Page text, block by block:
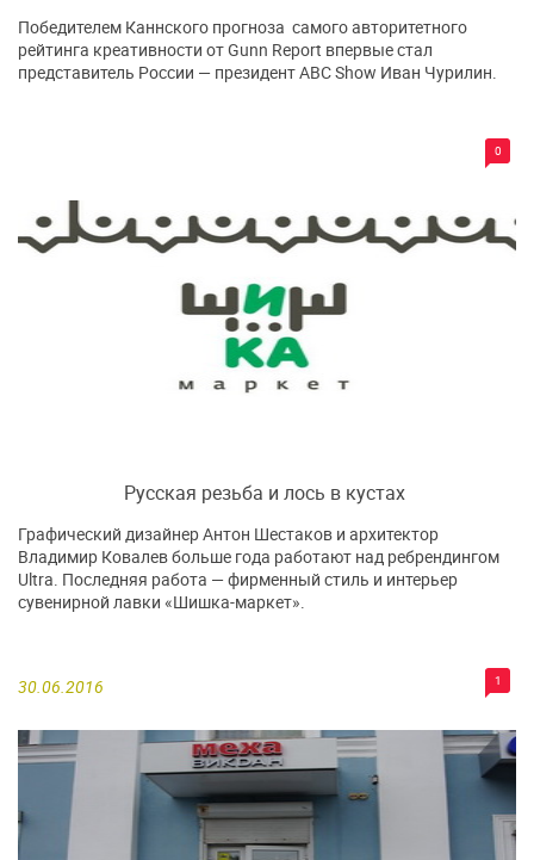
0
Победителем Каннского прогноза самого авторитетного
рейтинга креативности от Gunn Report впервые стал
представитель России — президент ABC Show Иван Чурилин.
Русская резьба и лось в кустах
30.06.2016 1
Графический дизайнер Антон Шестаков и архитектор
Владимир Ковалев больше года работают над ребрендингом
Ultra. Последняя работа — фирменный стиль и интерьер
сувенирной лавки «Шишка-маркет».